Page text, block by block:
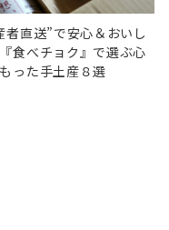
者直送”で安心＆おいし
食べチョク』で選ぶ心
った手土産８選